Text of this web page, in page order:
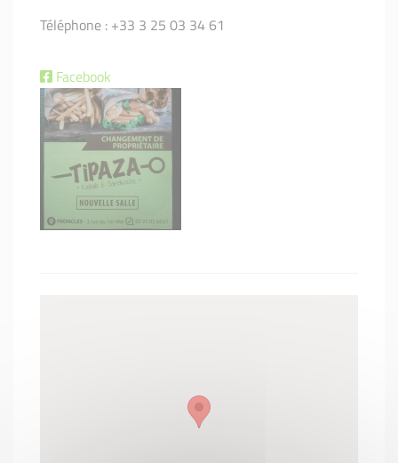
Téléphone : +33 3 25 03 34 61
Facebook